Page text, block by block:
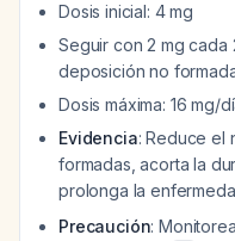
Dosis inicial: 4 mg
Seguir con 2 mg
deposición no
Dosis máxima: 16 mg/
Evidencia: Reduce el
formadas, acorta la
prolonga la
Precaución: